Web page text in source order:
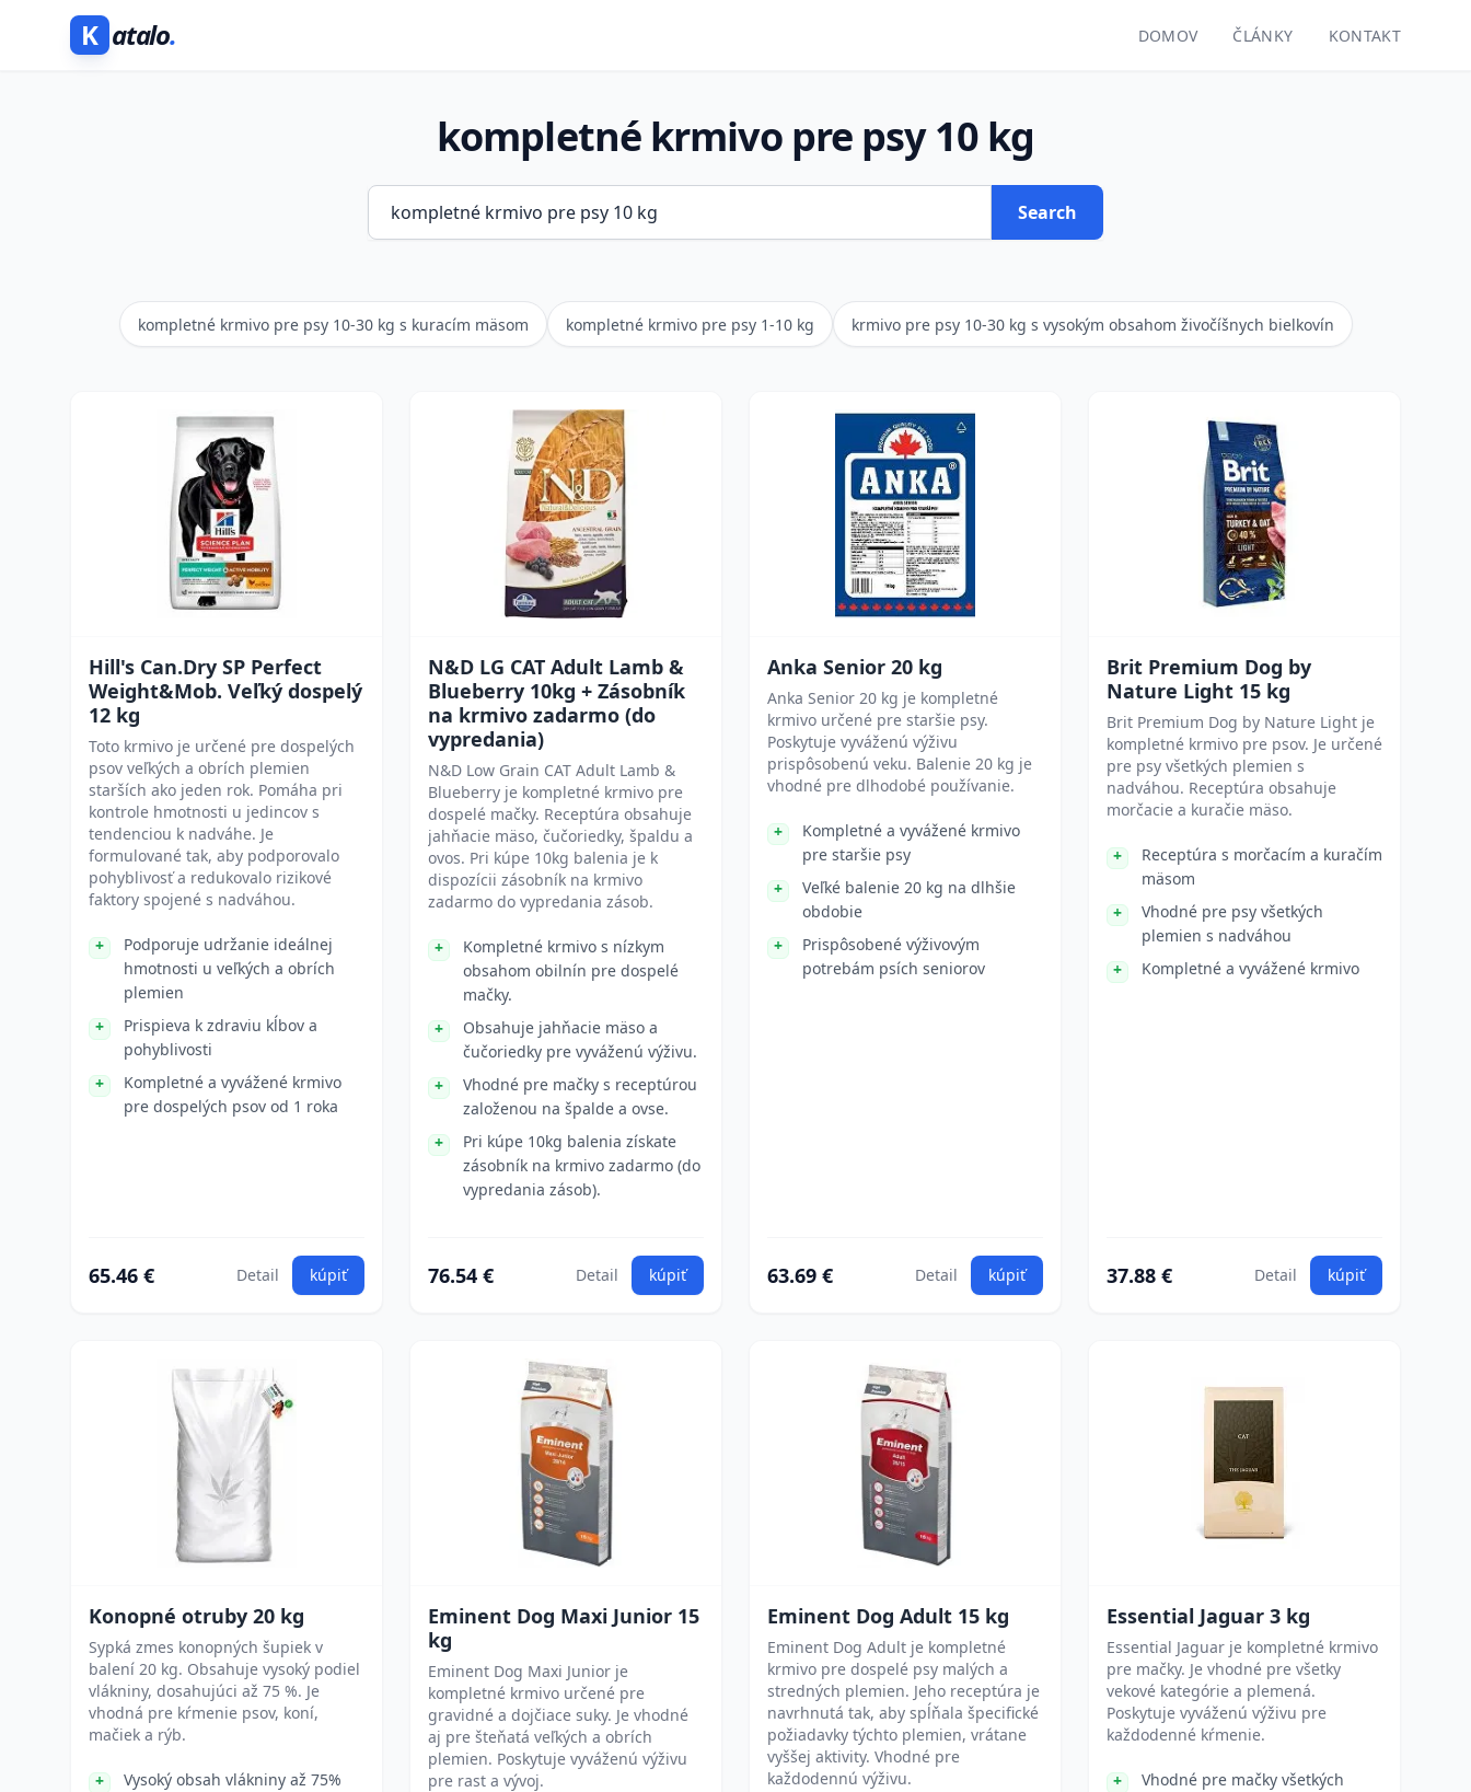
K atalo. DOMOV ČLÁNKY KONTAKT
kompletné krmivo pre psy 10 kg
Search
kompletné krmivo pre psy 10-30 kg s kuracím mäsom kompletné krmivo pre psy 1-10 kg krmivo pre psy 10-30 kg s vysokým obsahom živočíšnych bielkovín
Hill's Can.Dry SP Perfect
Weight&Mob. Veľký dospelý
12 kg
Toto krmivo je určené pre dospelých
psov veľkých a obrích plemien
starších ako jeden rok. Pomáha pri
kontrole hmotnosti u jedincov s
tendenciou k nadváhe. Je
formulované tak, aby podporovalo
pohyblivosť a redukovalo rizikové
faktory spojené s nadváhou.
Podporuje udržanie ideálnej
hmotnosti u veľkých a obrích
plemien
Prispieva k zdraviu kĺbov a
pohyblivosti
Kompletné a vyvážené krmivo
pre dospelých psov od 1 roka
65.46 € Detail kúpiť
N&D LG CAT Adult Lamb &
Blueberry 10kg + Zásobník
na krmivo zadarmo (do
vypredania)
N&D Low Grain CAT Adult Lamb &
Blueberry je kompletné krmivo pre
dospelé mačky. Receptúra obsahuje
jahňacie mäso, čučoriedky, špaldu a
ovos. Pri kúpe 10kg balenia je k
dispozícii zásobník na krmivo
zadarmo do vypredania zásob.
Kompletné krmivo s nízkym
obsahom obilnín pre dospelé
mačky.
Obsahuje jahňacie mäso a
čučoriedky pre vyváženú výživu.
Vhodné pre mačky s receptúrou
založenou na špalde a ovse.
Pri kúpe 10kg balenia získate
zásobník na krmivo zadarmo (do
vypredania zásob).
76.54 € Detail kúpiť
Anka Senior 20 kg
Anka Senior 20 kg je kompletné
krmivo určené pre staršie psy.
Poskytuje vyváženú výživu
prispôsobenú veku. Balenie 20 kg je
vhodné pre dlhodobé používanie.
Kompletné a vyvážené krmivo
pre staršie psy
Veľké balenie 20 kg na dlhšie
obdobie
Prispôsobené výživovým
potrebám psích seniorov
63.69 € Detail kúpiť
Brit Premium Dog by
Nature Light 15 kg
Brit Premium Dog by Nature Light je
kompletné krmivo pre psov. Je určené
pre psy všetkých plemien s
nadváhou. Receptúra obsahuje
morčacie a kuračie mäso.
Receptúra s morčacím a kuračím
mäsom
Vhodné pre psy všetkých
plemien s nadváhou
Kompletné a vyvážené krmivo
37.88 € Detail kúpiť
Konopné otruby 20 kg
Sypká zmes konopných šupiek v
balení 20 kg. Obsahuje vysoký podiel
vlákniny, dosahujúci až 75 %. Je
vhodná pre kŕmenie psov, koní,
mačiek a rýb.
Vysoký obsah vlákniny až 75%
Eminent Dog Maxi Junior 15
kg
Eminent Dog Maxi Junior je
kompletné krmivo určené pre
gravidné a dojčiace suky. Je vhodné
aj pre šteňatá veľkých a obrích
plemien. Poskytuje vyváženú výživu
pre rast a vývoj.
Eminent Dog Adult 15 kg
Eminent Dog Adult je kompletné
krmivo pre dospelé psy malých a
stredných plemien. Jeho receptúra je
navrhnutá tak, aby spĺňala špecifické
požiadavky týchto plemien, vrátane
vyššej aktivity. Vhodné pre
každodennú výživu.
Essential Jaguar 3 kg
Essential Jaguar je kompletné krmivo
pre mačky. Je vhodné pre všetky
vekové kategórie a plemená.
Poskytuje vyváženú výživu pre
každodenné kŕmenie.
Vhodné pre mačky všetkých